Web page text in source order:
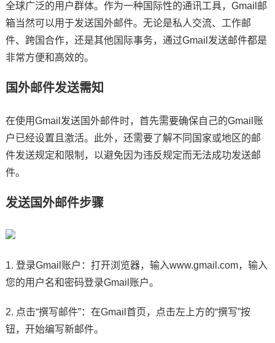
全球广泛的用户群体。作为一种国际性的通讯工具，Gmail邮
箱当然可以用于发送国外邮件。无论是私人交流、工作邮
件、跨国合作，还是其他国际事务，通过Gmail发送邮件都是
非常方便和高效的。
国外邮件发送需知
在使用Gmail发送国外邮件时，首先需要确保自己的Gmail账
户已经设置且激活。此外，还需要了解不同国家或地区的邮
件发送规定和限制，以避免因为违反规定而无法成功发送邮
件。
发送国外邮件步骤
1. 登录Gmail账户：打开浏览器，输入www.gmail.com，输入
您的用户名和密码登录Gmail账户。
2. 点击“撰写邮件”：在Gmail首页，点击左上方的“撰写”按
钮，开始编写新邮件。